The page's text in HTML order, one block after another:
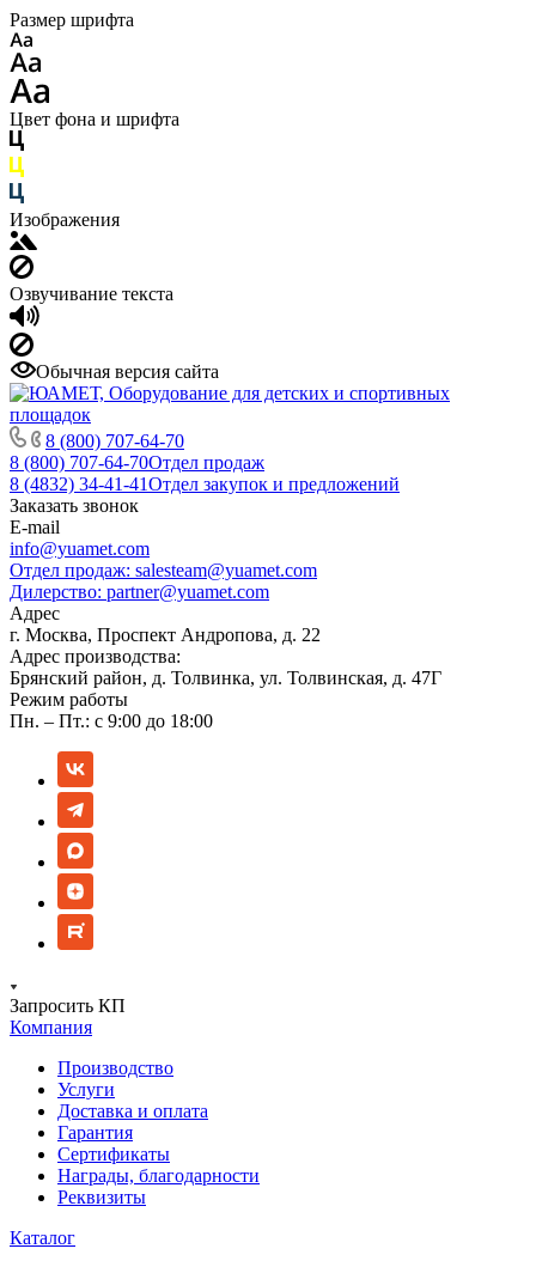
Размер шрифта
Цвет фона и шрифта
Изображения
Озвучивание текста
Обычная версия сайта
8 (800) 707-64-70
8 (800) 707-64-70Отдел продаж
8 (4832) 34-41-41Отдел закупок и предложений
Заказать звонок
E-mail
info@yuamet.com
Отдел продаж: salesteam@yuamet.com
Дилерство: partner@yuamet.com
Адрес
г. Москва, Проспект Андропова, д. 22
Адрес производства:
Брянский район, д. Толвинка, ул. Толвинская, д. 47Г
Режим работы
Пн. – Пт.: с 9:00 до 18:00
Запросить КП
Компания
Производство
Услуги
Доставка и оплата
Гарантия
Сертификаты
Награды, благодарности
Реквизиты
Каталог